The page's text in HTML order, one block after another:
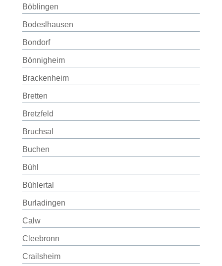
Böblingen
Bodeslhausen
Bondorf
Bönnigheim
Brackenheim
Bretten
Bretzfeld
Bruchsal
Buchen
Bühl
Bühlertal
Burladingen
Calw
Cleebronn
Crailsheim